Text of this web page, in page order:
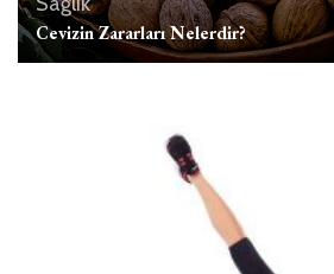
Cevizin Zararları Nelerdir?